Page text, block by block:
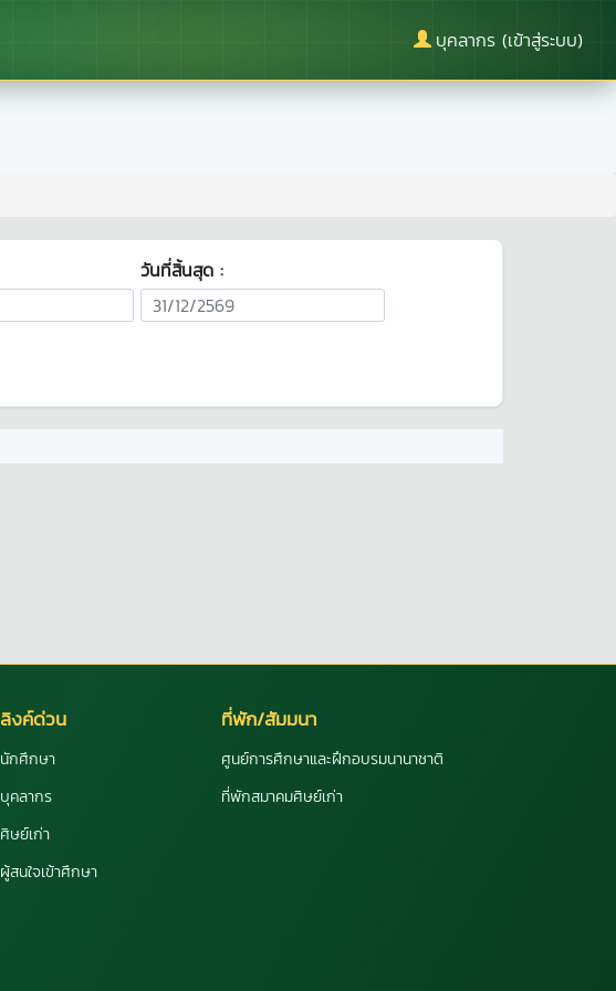
บุคลากร (เข้าสู่ระบบ)
วันที่สิ้นสุด :
ลิงค์ด่วน
นักศึกษา
บุคลากร
ศิษย์เก่า
ผู้สนใจเข้าศึกษา
ที่พัก/สัมมนา
ศูนย์การศึกษาและฝึกอบรมนานาชาติ
ที่พักสมาคมศิษย์เก่า